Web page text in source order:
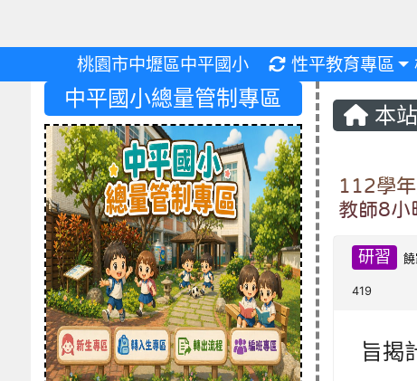
桃園市中壢區中平國小 重新取得佈景設
性平教育專區
本
112學
教師8小
研習
419
旨揭
中平國小總量管制專區